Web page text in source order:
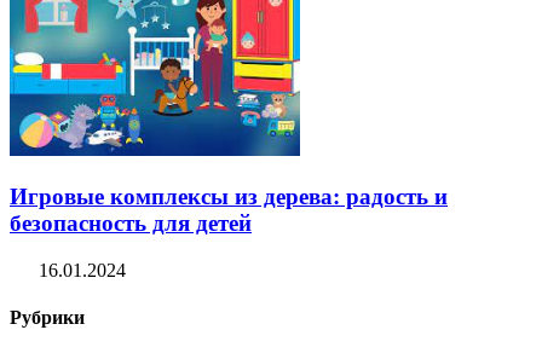
Игровые комплексы из дерева: радость и
безопасность для детей
16.01.2024
Рубрики